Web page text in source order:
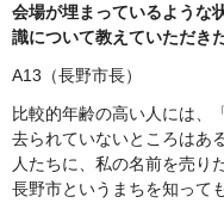
会場が埋まっているような
識について教えていただきた
A13（長野市長）
比較的年齢の高い人には、
去られていないところはあ
人たちに、私の名前を売り
長野市というまちを知って